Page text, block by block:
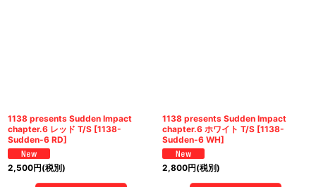
1138 presents Sudden Impact
chapter.6 レッド T/S [1138-
Sudden-6 RD]
2,500円(税別)
1138 presents Sudden Impact
chapter.6 ホワイト T/S [1138-
Sudden-6 WH]
2,800円(税別)